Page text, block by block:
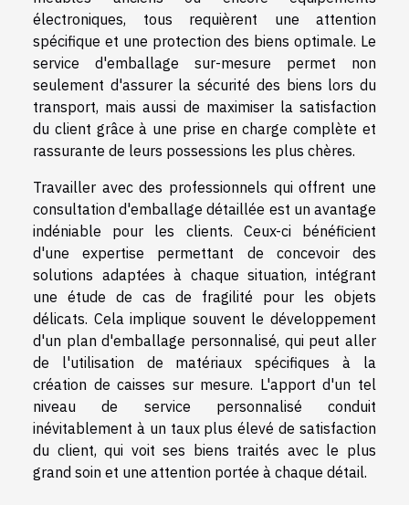
électroniques, tous requièrent une attention
spécifique et une protection des biens optimale. Le
service d'emballage sur-mesure permet non
seulement d'assurer la sécurité des biens lors du
transport, mais aussi de maximiser la satisfaction
du client grâce à une prise en charge complète et
rassurante de leurs possessions les plus chères.
Travailler avec des professionnels qui offrent une
consultation d'emballage détaillée est un avantage
indéniable pour les clients. Ceux-ci bénéficient
d'une expertise permettant de concevoir des
solutions adaptées à chaque situation, intégrant
une étude de cas de fragilité pour les objets
délicats. Cela implique souvent le développement
d'un plan d'emballage personnalisé, qui peut aller
de l'utilisation de matériaux spécifiques à la
création de caisses sur mesure. L'apport d'un tel
niveau de service personnalisé conduit
inévitablement à un taux plus élevé de satisfaction
du client, qui voit ses biens traités avec le plus
grand soin et une attention portée à chaque détail.